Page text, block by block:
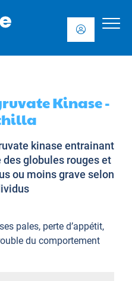
Kinase -
kinase entrainant
globules rouges et
ou moins grave selon
pales, perte d’appétit,
du comportement